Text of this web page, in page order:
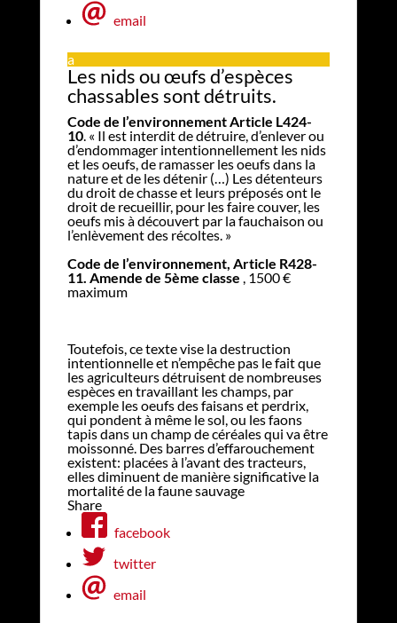
email
a
Les nids ou œufs d’espèces
chassables sont détruits.
Code de l’environnement Article L424-
10. « Il est interdit de détruire, d’enlever ou
d’endommager intentionnellement les nids
et les oeufs, de ramasser les oeufs dans la
nature et de les détenir (…) Les détenteurs
du droit de chasse et leurs préposés ont le
droit de recueillir, pour les faire couver, les
oeufs mis à découvert par la fauchaison ou
l’enlèvement des récoltes. »
Code de l’environnement, Article R428-
11. Amende de 5ème classe , 1500 €
maximum
Toutefois, ce texte vise la destruction
intentionnelle et n’empêche pas le fait que
les agriculteurs détruisent de nombreuses
espèces en travaillant les champs, par
exemple les oeufs des faisans et perdrix,
qui pondent à même le sol, ou les faons
tapis dans un champ de céréales qui va être
moissonné. Des barres d’effarouchement
existent: placées à l’avant des tracteurs,
elles diminuent de manière significative la
mortalité de la faune sauvage
Share
facebook
twitter
email